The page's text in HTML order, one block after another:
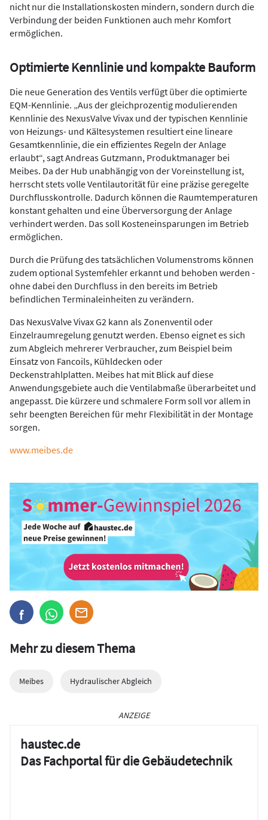
nicht nur die Installationskosten mindern, sondern durch die
Verbindung der beiden Funktionen auch mehr Komfort
ermöglichen.
Optimierte Kennlinie und kompakte Bauform
Die neue Generation des Ventils verfügt über die optimierte
EQM-Kennlinie. „Aus der gleichprozentig modulierenden
Kennlinie des NexusValve Vivax und der typischen Kennlinie
von Heizungs- und Kältesystemen resultiert eine lineare
Gesamtkennlinie, die ein effizientes Regeln der Anlage
erlaubt“, sagt Andreas Gutzmann, Produktmanager bei
Meibes. Da der Hub unabhängig von der Voreinstellung ist,
herrscht stets volle Ventilautorität für eine präzise geregelte
Durchflusskontrolle. Dadurch können die Raumtemperaturen
konstant gehalten und eine Überversorgung der Anlage
verhindert werden. Das soll Kosteneinsparungen im Betrieb
ermöglichen.
Durch die Prüfung des tatsächlichen Volumenstroms können
zudem optional Systemfehler erkannt und behoben werden -
ohne dabei den Durchfluss in den bereits im Betrieb
befindlichen Terminaleinheiten zu verändern.
Das NexusValve Vivax G2 kann als Zonenventil oder
Einzelraumregelung genutzt werden. Ebenso eignet es sich
zum Abgleich mehrerer Verbraucher, zum Beispiel beim
Einsatz von Fancoils, Kühldecken oder
Deckenstrahlplatten. Meibes hat mit Blick auf diese
Anwendungsgebiete auch die Ventilabmaße überarbeitet und
angepasst. Die kürzere und schmalere Form soll vor allem in
sehr beengten Bereichen für mehr Flexibilität in der Montage
sorgen.
www.meibes.de
Mehr zu diesem Thema
Meibes Hydraulischer Abgleich
ANZEIGE
haustec.de
Das Fachportal für die Gebäudetechnik